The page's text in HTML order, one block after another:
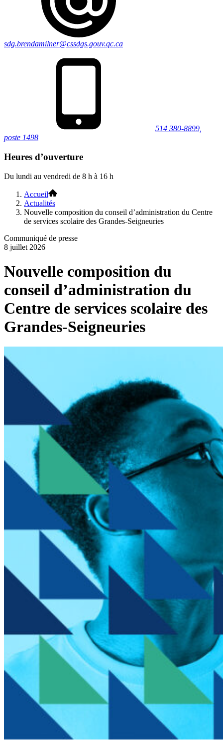
sdg.brendamilner@cssdgs.gouv.qc.ca
514 380-8899,
poste 1498
Heures d’ouverture
Du lundi au vendredi de 8 h à 16 h
Accueil
Actualités
Nouvelle composition du conseil d’administration du Centre
de services scolaire des Grandes-Seigneuries
Communiqué de presse
8 juillet 2026
Nouvelle composition du
conseil d’administration du
Centre de services scolaire des
Grandes-Seigneuries